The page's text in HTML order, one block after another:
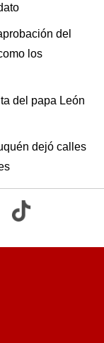
del
los
del papa León
dejó calles